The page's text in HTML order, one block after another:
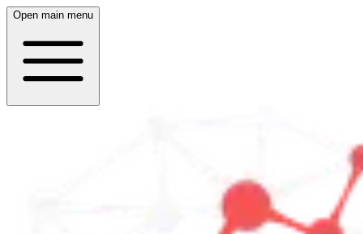
Open main menu